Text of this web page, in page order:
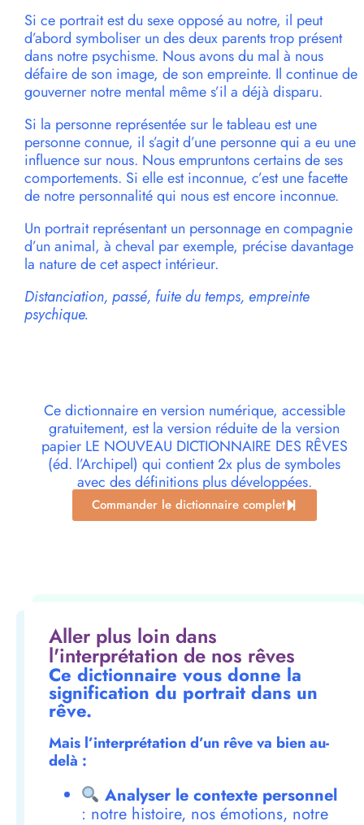
Si ce portrait est du sexe opposé au notre, il peut
d’abord symboliser un des deux parents trop présent
dans notre psychisme. Nous avons du mal à nous
défaire de son image, de son empreinte. Il continue de
gouverner notre mental même s’il a déjà disparu.
Si la personne représentée sur le tableau est une
personne connue, il s’agit d’une personne qui a eu une
influence sur nous. Nous empruntons certains de ses
comportements. Si elle est inconnue, c’est une facette
de notre personnalité qui nous est encore inconnue.
Un portrait représentant un personnage en compagnie
d’un animal, à cheval par exemple, précise davantage
la nature de cet aspect intérieur.
Distanciation, passé, fuite du temps, empreinte
psychique.
Ce dictionnaire en version numérique, accessible
gratuitement, est la version réduite de la version
papier LE NOUVEAU DICTIONNAIRE DES RÊVES
(éd. l’Archipel) qui contient 2x plus de symboles
avec des définitions plus développées.
Commander le dictionnaire complet
Aller plus loin dans
l'interprétation de nos rêves
Ce dictionnaire vous donne la
signification du portrait dans un
rêve.
Mais l’interprétation d’un rêve va bien au-
delà :
Analyser le contexte personnel
: notre histoire, nos émotions, notre